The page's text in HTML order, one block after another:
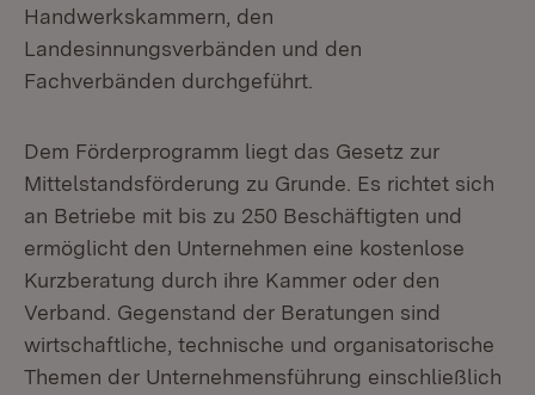
Handwerkskammern, den
Landesinnungsverbänden und den
Fachverbänden durchgeführt.
Dem Förderprogramm liegt das Gesetz zur
Mittelstandsförderung zu Grunde. Es richtet sich
an Betriebe mit bis zu 250 Beschäftigten und
ermöglicht den Unternehmen eine kostenlose
Kurzberatung durch ihre Kammer oder den
Verband. Gegenstand der Beratungen sind
wirtschaftliche, technische und organisatorische
Themen der Unternehmensführung einschließlich